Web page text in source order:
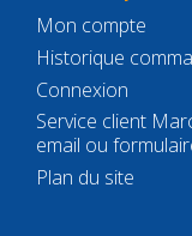
Mon compte
Historique
Connexion
Service client
email ou
Plan du site